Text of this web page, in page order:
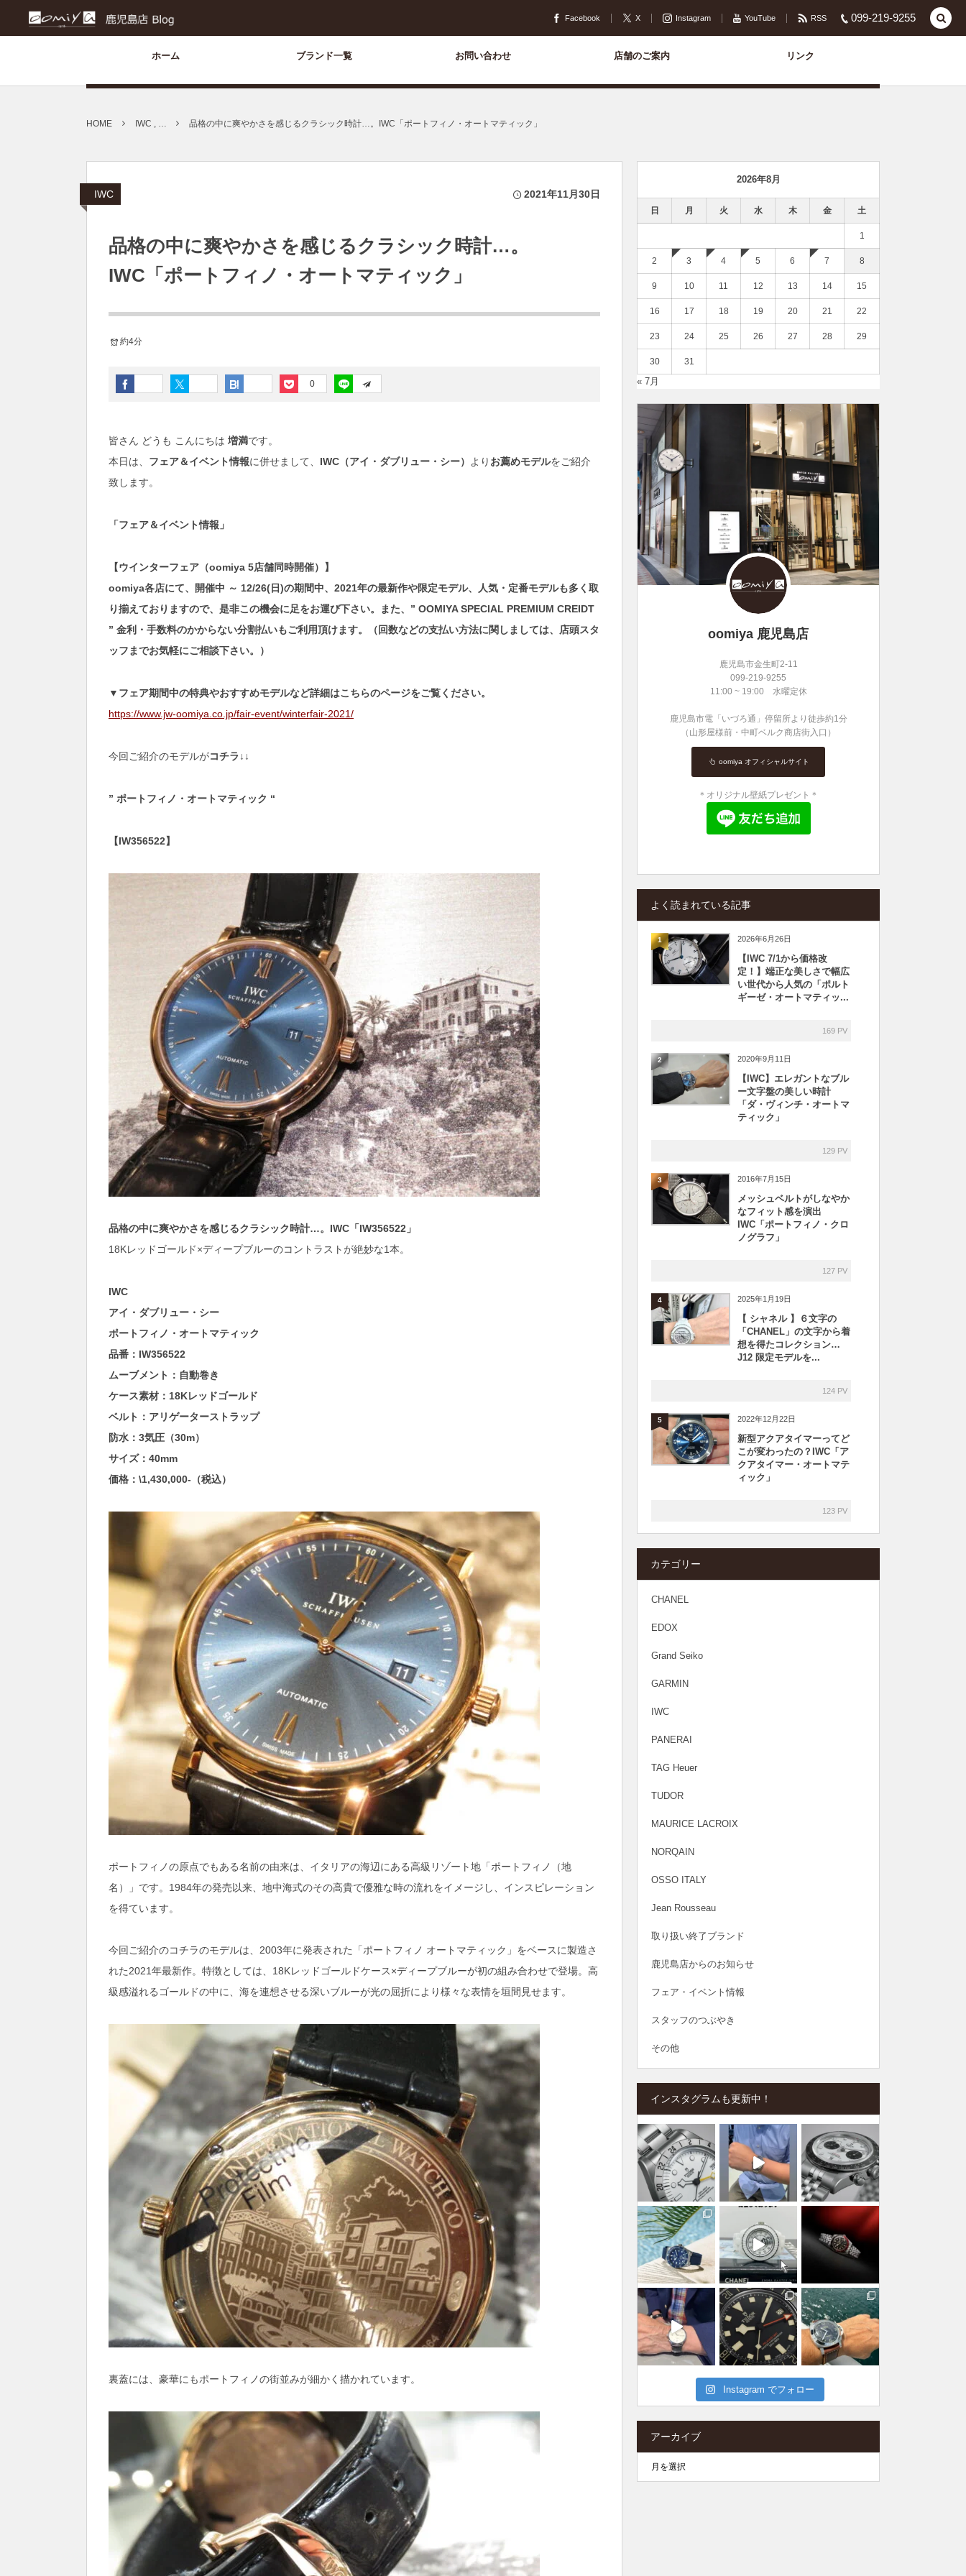
099-219-9255
Facebook X Instagram YouTube RSS
ホーム ブランド一覧 お問い合わせ 店舗のご案内 リンク
HOME IWC , … 品格の中に爽やかさを感じるクラシック時計…。IWC「ポートフィノ・オートマティック」
IWC 2021年11月30日
品格の中に爽やかさを感じるクラシック時計…。
IWC「ポートフィノ・オートマティック」
約4分
0
皆さん どうも こんにちは 増満です。
本日は、 フェア＆イベント情報に併せまして、 IWC（アイ・ダブリュー・シー） より お薦めモデルをご紹介
致します。
「フェア＆イベント情報」
【ウインターフェア（oomiya 5店舗同時開催）】
oomiya各店にて、開催中 ～ 12/26(日)の期間中、2021年の最新作や限定モデル、人気・定番モデルも多く取
り揃えておりますので、是非この機会に足をお運び下さい。
また、” OOMIYA SPECIAL PREMIUM CREIDT
” 金利・手数料のかからない分割払いもご利用頂けます。（回数などの支払い方法に関しましては、店頭スタ
ッフまでお気軽にご相談下さい。）
▼フェア期間中の特典やおすすめモデルなど詳細はこちらのページをご覧ください。
https://www.jw-oomiya.co.jp/fair-event/winterfair-2021/
今回ご紹介のモデルがコチラ↓↓
” ポートフィノ・オートマティック “
【IW356522】
品格の中に爽やかさを感じるクラシック時計…。IWC「IW356522」
18Kレッドゴールド×ディープブルーのコントラストが絶妙な1本。
IWC
アイ・ダブリュー・シー
ポートフィノ・オートマティック
品番：IW356522
ムーブメント：自動巻き
ケース素材：18Kレッドゴールド
ベルト：アリゲーターストラップ
防水：3気圧（30m）
サイズ：40mm
価格：\1,430,000-（税込）
ポートフィノの原点でもある名前の由来は、イタリアの海辺にある高級リゾート地「ポートフィノ（地
名）」です。1984年の発売以来、地中海式のその高貴で優雅な時の流れをイメージし、インスピレーション
を得ています。
今回ご紹介のコチラのモデルは、2003年に発表された「ポートフィノ オートマティック」をベースに製造さ
れた2021年最新作。特徴としては、18Kレッドゴールドケース×ディープブルーが初の組み合わせで登場。高
級感溢れるゴールドの中に、海を連想させる深いブルーが光の屈折により様々な表情を垣間見せます。
裏蓋には、豪華にもポートフィノの街並みが細かく描かれています。
2026年8月
日 月 火 水 木 金 土
1
2 3 4 5 6 7 8
9 10 11 12 13 14 15
16 17 18 19 20 21 22
23 24 25 26 27 28 29
30 31
« 7月
oomiya 鹿児島店
鹿児島市金生町2-11
099-219-9255
11:00 ~ 19:00 水曜定休
鹿児島市電「いづろ通」停留所より徒歩約1分
（山形屋様前・中町ベルク商店街入口）
oomiya オフィシャルサイト
＊オリジナル壁紙プレゼント＊
よく読まれている記事
1 2026年6月26日
【IWC 7/1から価格改
定！】端正な美しさで幅広
い世代から人気の「ポルト
ギーゼ・オートマティッ...
169 PV
2 2020年9月11日
【IWC】エレガントなブル
ー文字盤の美しい時計
「ダ・ヴィンチ・オートマ
ティック」
129 PV
3 2016年7月15日
メッシュベルトがしなやか
なフィット感を演出
IWC「ポートフィノ・クロ
ノグラフ」
127 PV
4 2025年1月19日
【 シャネル 】６文字の
「CHANEL」の文字から着
想を得たコレクション…
J12 限定モデルを...
124 PV
5 2022年12月22日
新型アクアタイマーってど
こが変わったの？IWC「ア
クアタイマー・オートマテ
ィック」
123 PV
カテゴリー
CHANEL
EDOX
Grand Seiko
GARMIN
IWC
PANERAI
TAG Heuer
TUDOR
MAURICE LACROIX
NORQAIN
OSSO ITALY
Jean Rousseau
取り扱い終了ブランド
鹿児島店からのお知らせ
フェア・イベント情報
スタッフのつぶやき
その他
インスタグラムも更新中！
Instagram でフォロー
アーカイブ